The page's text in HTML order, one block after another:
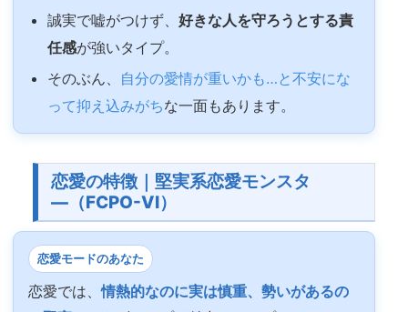
誠実で嘘がつけず、好きな人を守ろうとする責
任感が強いタイプ。
そのぶん、 自分の愛情が重いかも…と不安にな
って抑え込みがちな一面もあります。
恋愛の特徴｜堅実系恋愛モンスタ
―（FCPO-VI）
恋愛モードのあなた
恋愛では、情熱的なのに実は慎重、勢いがあるの